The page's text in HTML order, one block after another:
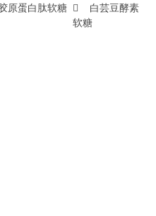
原蛋白肽软糖
白芸豆酵素
软糖